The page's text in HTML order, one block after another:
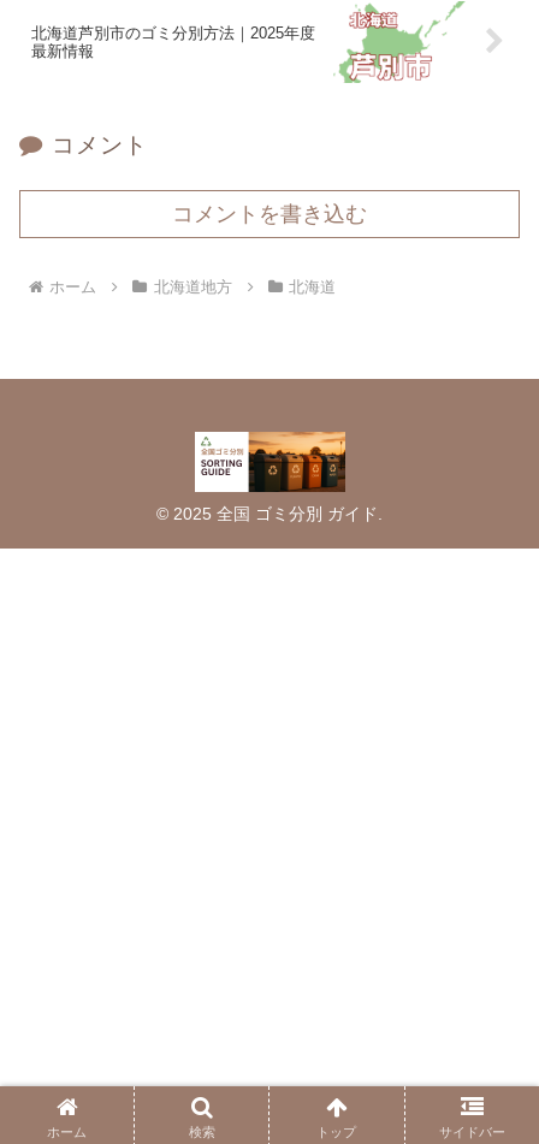
北海道芦別市のゴミ分別方法｜2025年度
最新情報
コメント
コメントを書き込む
ホーム 北海道地方 北海道
© 2025 全国 ゴミ分別 ガイド.
ホーム 検索 トップ サイドバー